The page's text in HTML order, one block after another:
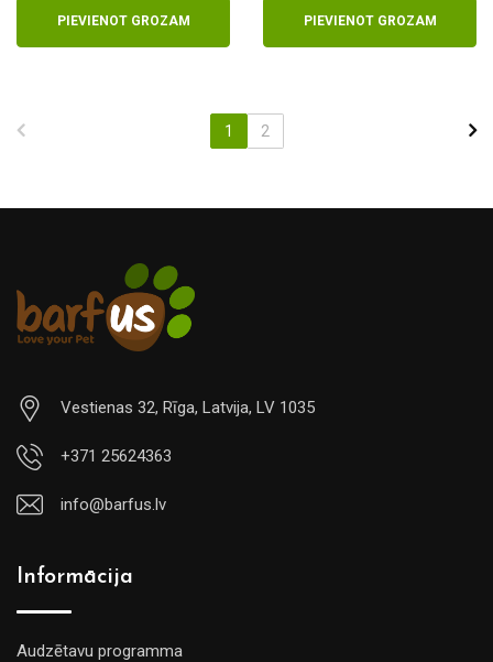
PIEVIENOT GROZAM PIEVIENOT GROZAM
1 2
Vestienas 32, Rīga, Latvija, LV 1035
+371 25624363
info@barfus.lv
Informācija
Audzētavu programma